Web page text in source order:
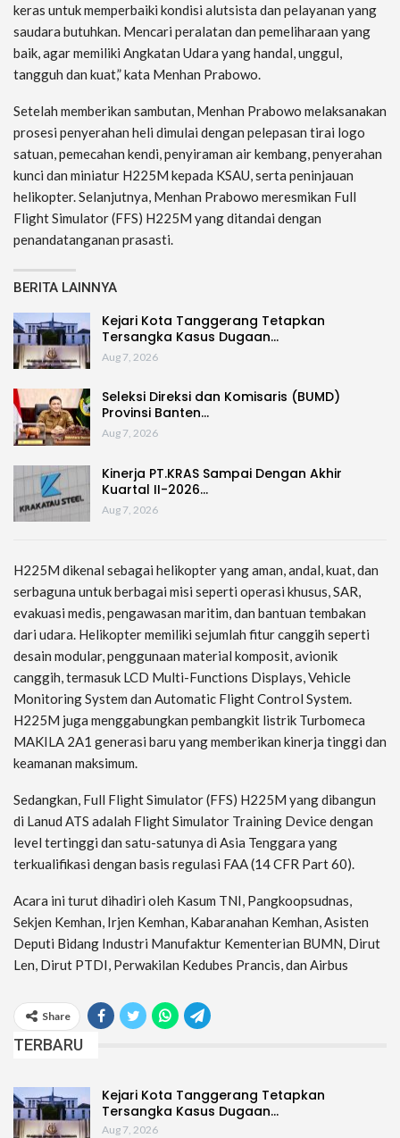
keras untuk memperbaiki kondisi alutsista dan pelayanan yang
saudara butuhkan. Mencari peralatan dan pemeliharaan yang
baik, agar memiliki Angkatan Udara yang handal, unggul,
tangguh dan kuat,” kata Menhan Prabowo.
Setelah memberikan sambutan, Menhan Prabowo melaksanakan
prosesi penyerahan heli dimulai dengan pelepasan tirai logo
satuan, pemecahan kendi, penyiraman air kembang, penyerahan
kunci dan miniatur H225M kepada KSAU, serta peninjauan
helikopter. Selanjutnya, Menhan Prabowo meresmikan Full
Flight Simulator (FFS) H225M yang ditandai dengan
penandatanganan prasasti.
BERITA LAINNYA
Kejari Kota Tanggerang Tetapkan
Tersangka Kasus Dugaan…
Aug 7, 2026
Seleksi Direksi dan Komisaris (BUMD)
Provinsi Banten…
Aug 7, 2026
Kinerja PT.KRAS Sampai Dengan Akhir
Kuartal II-2026…
Aug 7, 2026
H225M dikenal sebagai helikopter yang aman, andal, kuat, dan
serbaguna untuk berbagai misi seperti operasi khusus, SAR,
evakuasi medis, pengawasan maritim, dan bantuan tembakan
dari udara. Helikopter memiliki sejumlah fitur canggih seperti
desain modular, penggunaan material komposit, avionik
canggih, termasuk LCD Multi-Functions Displays, Vehicle
Monitoring System dan Automatic Flight Control System.
H225M juga menggabungkan pembangkit listrik Turbomeca
MAKILA 2A1 generasi baru yang memberikan kinerja tinggi dan
keamanan maksimum.
Sedangkan, Full Flight Simulator (FFS) H225M yang dibangun
di Lanud ATS adalah Flight Simulator Training Device dengan
level tertinggi dan satu-satunya di Asia Tenggara yang
terkualifikasi dengan basis regulasi FAA (14 CFR Part 60).
Acara ini turut dihadiri oleh Kasum TNI, Pangkoopsudnas,
Sekjen Kemhan, Irjen Kemhan, Kabaranahan Kemhan, Asisten
Deputi Bidang Industri Manufaktur Kementerian BUMN, Dirut
Len, Dirut PTDI, Perwakilan Kedubes Prancis, dan Airbus
Share
TERBARU
Kejari Kota Tanggerang Tetapkan
Tersangka Kasus Dugaan…
Aug 7, 2026